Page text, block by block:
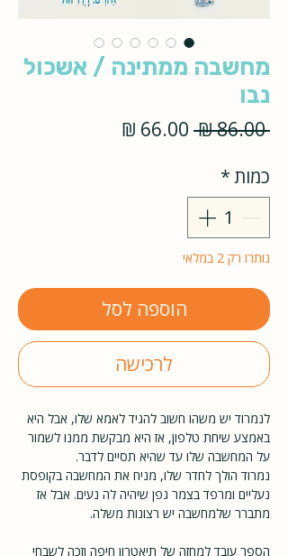
מחשבה ממתינה / אשכול
נבו
‏86.00 ‏₪
מחיר
כמות*
נותרו רק 2 במלאי
הוספה לסל
לרכישה
לנמרוד יש משהו חשוב להגיד לאמא שלו, אבל היא
באמצע שיחת טלפון, אז היא מבקשת ממנו לשמור
על המחשבה שלו עד שהיא תסיים לדבר.
נמרוד הולך לחדר שלו, מניח את המחשבה בקופסת
נעליים ומרפד בצמר גפן שיהיה לה נעים. אבל אז
מתברר שלמחשבה יש רצונות משלה.
הספר עובד למחזה של תיאטרון חיפה וזכה לשבחי